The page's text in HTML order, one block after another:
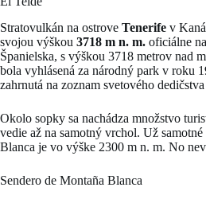
Stratovulkán na ostrove Tenerife v
svojou výškou 3718 m n. m. oficiálne
Španielska, s výškou 3718 metrov nad
bola vyhlásená za národný park v roku
zahrnutá na zoznam svetového
Okolo sopky sa nachádza množstvo
vedie až na samotný vrchol. Už
Blanca je vo výške 2300 m n. m. No
Sendero de Montaña Blanca